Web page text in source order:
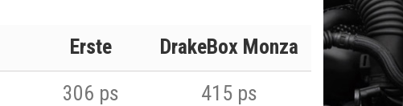
Erste
DrakeBox Monza
306 ps
415 ps